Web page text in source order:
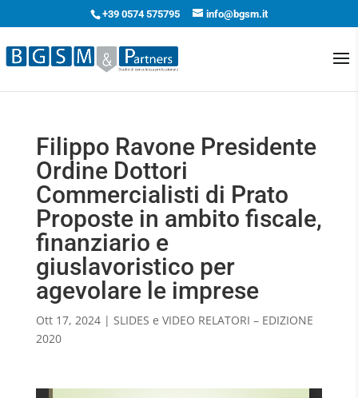
+39 0574 575795 info@bgsm.it
Filippo Ravone Presidente
Ordine Dottori
Commercialisti di Prato
Proposte in ambito fiscale,
finanziario e
giuslavoristico per
agevolare le imprese
Ott 17, 2024| SLIDES e VIDEO RELATORI – EDIZIONE
2020